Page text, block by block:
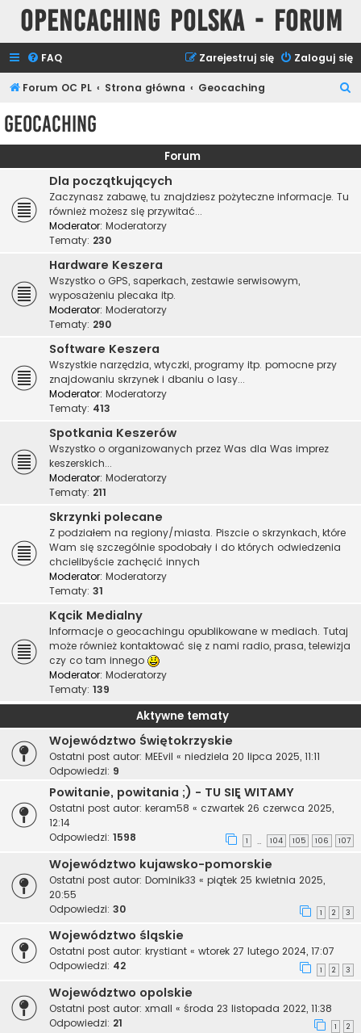
Opencaching Polska - Forum
FAQ Zaloguj się
Zarejestruj się
Forum OC PL Strona główna Geocaching
a
Geocaching
Forum
Dla początkujących
Zaczynasz zabawę, tu znajdziesz pożyteczne informacje. Tu
również możesz się przywitać...
Moderator: Moderatorzy
Tematy: 230
Hardware Keszera
Wszystko o GPS, saperkach, zestawie serwisowym,
wyposażeniu plecaka itp.
Moderator: Moderatorzy
Tematy: 290
Software Keszera
Wszystkie narzędzia, wtyczki, programy itp. pomocne przy
znajdowaniu skrzynek i dbaniu o lasy...
Moderator: Moderatorzy
Tematy: 413
Spotkania Keszerów
Wszystko o organizowanych przez Was dla Was imprez
keszerskich...
Moderator: Moderatorzy
Tematy: 211
Skrzynki polecane
Z podziałem na regiony/miasta. Piszcie o skrzynkach, które
Wam się szczególnie spodobały i do których odwiedzenia
chcielibyście zachęcić innych
Moderator: Moderatorzy
Tematy: 31
Kącik Medialny
Informacje o geocachingu opublikowane w mediach. Tutaj
może również kontaktować się z nami radio, prasa, telewizja
czy co tam innego
Moderator: Moderatorzy
Tematy: 139
Aktywne tematy
Województwo Świętokrzyskie
Ostatni post autor: MEEvil « niedziela 20 lipca 2025, 11:11
Odpowiedzi: 9
Powitanie, powitania ;) - TU SIĘ WITAMY
Ostatni post autor: keram58 « czwartek 26 czerwca 2025,
12:14
Odpowiedzi: 1598 1 … 104 105 106 107
Województwo kujawsko-pomorskie
Ostatni post autor: Dominik33 « piątek 25 kwietnia 2025,
20:55
Odpowiedzi: 30 1 2 3
Województwo śląskie
Ostatni post autor: krystiant « wtorek 27 lutego 2024, 17:07
Odpowiedzi: 42 1 2 3
Województwo opolskie
Ostatni post autor: xmall « środa 23 listopada 2022, 11:38
Odpowiedzi: 21 1 2